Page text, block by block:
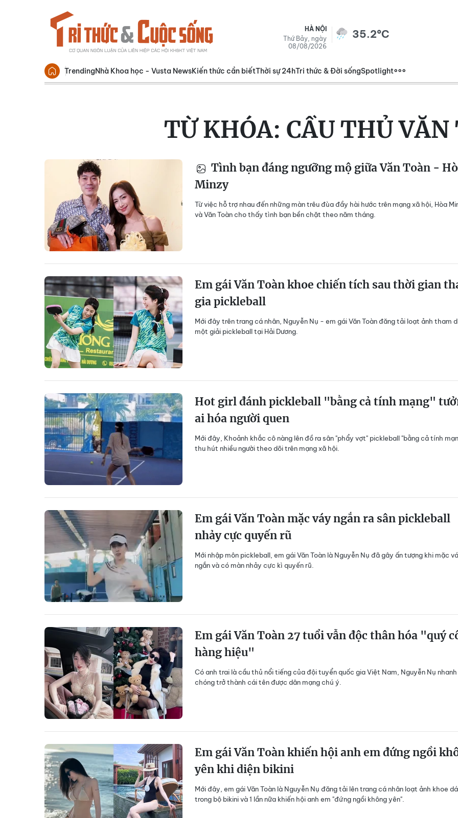
HÀ NỘI
Thứ Bảy, ngày
08/08/2026
35.2°C
TrendingNhà Khoa học - Vusta NewsKiến thức cần biếtThời sự 24hTri thức & Đời sốngSpotlight
TỪ KHÓA: CẦU THỦ VĂN
Tình bạn đáng ngưỡng mộ giữa Văn Toàn -
Minzy
Từ việc hỗ trợ nhau đến những màn trêu đùa đầy hài hước trên mạng xã hội, Hòa
và Văn Toàn cho thấy tình bạn bền chặt theo năm tháng.
Em gái Văn Toàn khoe chiến tích sau thời gian
gia pickleball
Mới đây trên trang cá nhân, Nguyễn Nụ - em gái Văn Toàn đăng tải loạt ảnh tham
một giải pickleball tại Hải Dương.
Hot girl đánh pickleball "bằng cả tính mạng"
ai hóa người quen
Mới đây, Khoảnh khắc cô nàng lên đồ ra sân "phẩy vợt" pickleball "bằng cả tính
thu hút nhiều người theo dõi trên mạng xã hội.
Em gái Văn Toàn mặc váy ngắn ra sân pickleball
nhảy cực quyến rũ
Mới nhập môn pickleball, em gái Văn Toàn là Nguyễn Nụ đã gây ấn tượng khi mặc
ngắn và có màn nhảy cực kì quyến rũ.
Em gái Văn Toàn 27 tuổi vẫn độc thân hóa "quý
hàng hiệu"
Có anh trai là cầu thủ nổi tiếng của đội tuyển quốc gia Việt Nam, Nguyễn Nụ nhanh
chóng trở thành cái tên được dân mạng chú ý.
Em gái Văn Toàn khiến hội anh em đứng ngồi
yên khi diện bikini
Mới đây, em gái Văn Toàn là Nguyễn Nụ đăng tải lên trang cá nhân loạt ảnh khoe
trong bộ bikini và 1 lần nữa khiến hội anh em "đứng ngồi không yên".